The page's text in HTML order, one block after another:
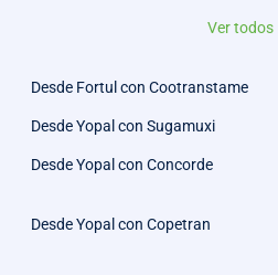
Ver todos
Desde Fortul con Cootranstame
Desde Yopal con Sugamuxi
Desde Yopal con Concorde
Desde Yopal con Copetran